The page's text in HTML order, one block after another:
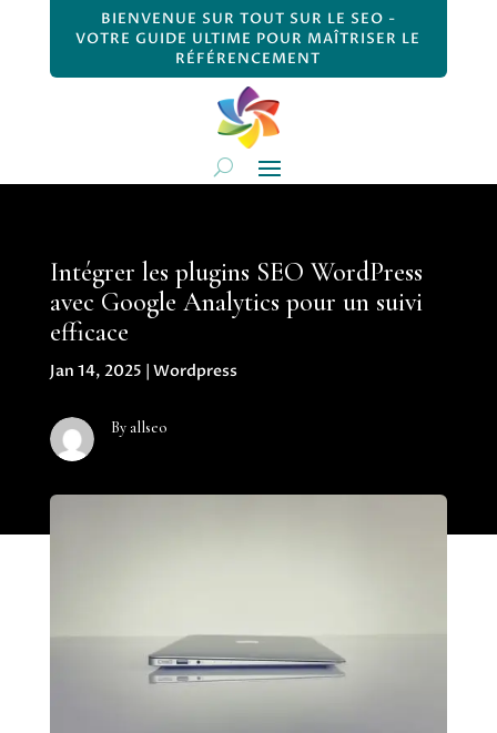
BIENVENUE SUR TOUT SUR LE SEO -
VOTRE GUIDE ULTIME POUR MAÎTRISER LE
RÉFÉRENCEMENT
Intégrer les plugins SEO WordPress
avec Google Analytics pour un suivi
efficace
Jan 14, 2025 | Wordpress
By allseo